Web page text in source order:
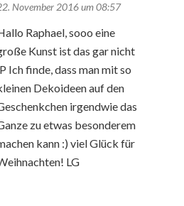
November 2016 um 08:57
Raphael, sooo eine
Kunst ist das gar nicht
Ich finde, dass man mit so
Dekoideen auf den
irgendwie das
zu etwas besonderem
kann :) viel Glück für
LG